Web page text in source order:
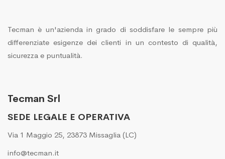
Tecman è un'azienda in grado di soddisfare le sempre più
differenziate esigenze dei clienti in un contesto di qualità,
sicurezza e puntualità.
Tecman Srl
SEDE LEGALE E OPERATIVA
Via 1 Maggio 25, 23873 Missaglia (LC)
info@tecman.it